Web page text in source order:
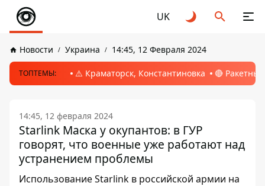
UK
Новости Украина 14:45, 12 Февраля 2024
ТОПТЕМЫ: ⚠️ Краматорск, Константиновка 🔴
14:45, 12 февраля 2024
Starlink Маска у окупантов: в ГУР
говорят, что военные уже работают над
устранением проблемы
Использование Starlink в российской армии на